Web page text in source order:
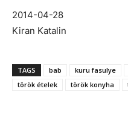
2014-04-28
Kiran Katalin
TAGS bab kuru fasulye
török ételek
török konyha